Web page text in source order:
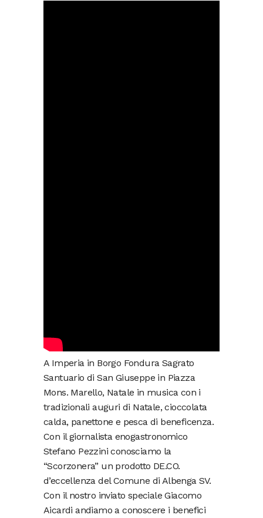
A Imperia in Borgo Fondura Sagrato
Santuario di San Giuseppe in Piazza
Mons. Marello, Natale in musica con i
tradizionali auguri di Natale, cioccolata
calda, panettone e pesca di beneficenza.
Con il giornalista enogastronomico
Stefano Pezzini conosciamo la
“Scorzonera” un prodotto DE.CO.
d’eccellenza del Comune di Albenga SV.
Con il nostro inviato speciale Giacomo
Aicardi andiamo a conoscere i benefici